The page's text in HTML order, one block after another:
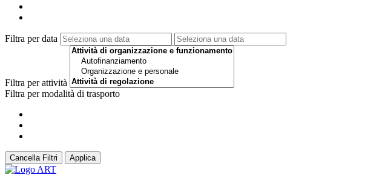
Filtra per data
Filtra per attività
Filtra per modalità di trasporto
Cancella Filtri Applica